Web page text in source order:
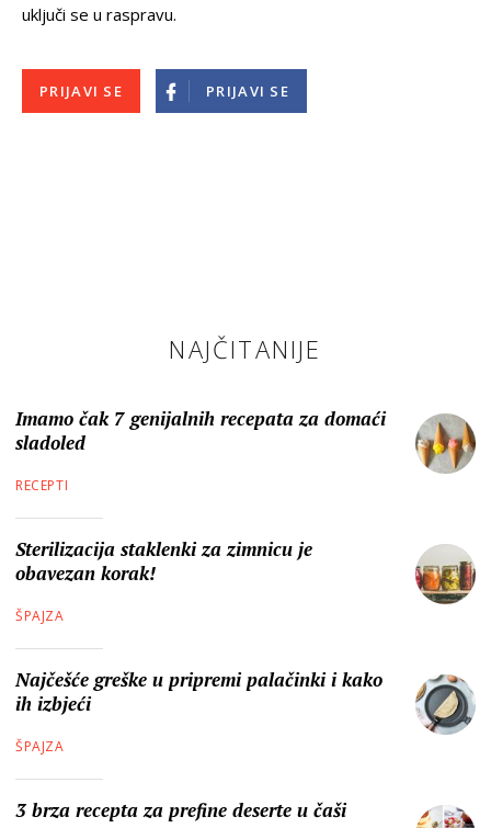
uključi se u raspravu.
PRIJAVI SE PRIJAVI SE
NAJČITANIJE
Imamo čak 7 genijalnih recepata za domaći
sladoled
RECEPTI
Sterilizacija staklenki za zimnicu je
obavezan korak!
ŠPAJZA
Najčešće greške u pripremi palačinki i kako
ih izbjeći
ŠPAJZA
3 brza recepta za prefine deserte u čaši